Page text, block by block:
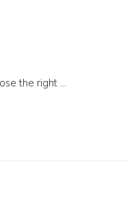
Parmigiano Reggiano: how to choose the right one